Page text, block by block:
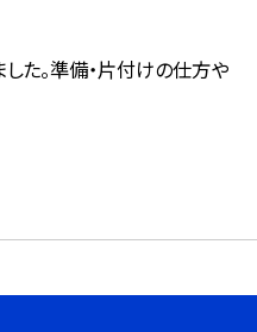
た。準備・片付けの仕方や